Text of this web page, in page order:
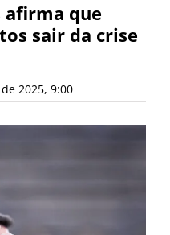
afirma que
sair da crise
2025, 9:00